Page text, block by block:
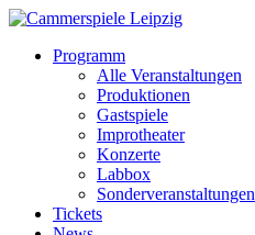
Programm
Alle Veranstaltungen
Produktionen
Gastspiele
Improtheater
Konzerte
Labbox
Sonderveranstaltungen
Tickets